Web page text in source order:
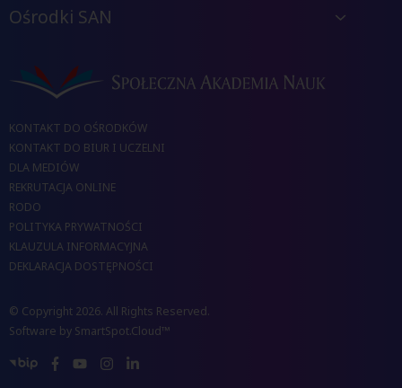
Ośrodki SAN
KONTAKT DO OŚRODKÓW
KONTAKT DO BIUR I UCZELNI
DLA MEDIÓW
REKRUTACJA ONLINE
RODO
POLITYKA PRYWATNOŚCI
KLAUZULA INFORMACYJNA
DEKLARACJA DOSTĘPNOŚCI
© Copyright 2026. All Rights Reserved.
Software by SmartSpot.Cloud™